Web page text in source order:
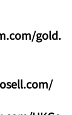
gold.